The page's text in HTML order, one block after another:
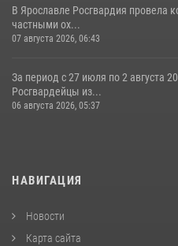
В Ярославле Росгвардия провела
частными ох...
07 августа 2026, 06:43
За период с 27 июля по 2 августа
Росгвардейцы из...
06 августа 2026, 05:37
НАВИГАЦИЯ
Новости
Карта сайта